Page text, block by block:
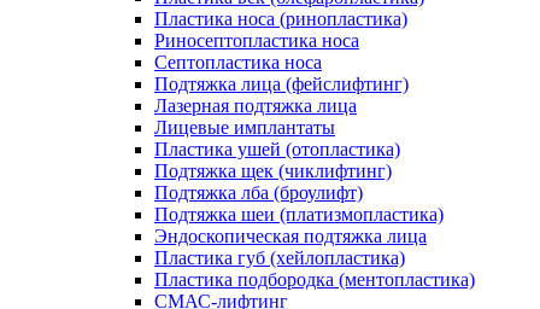
Пластика носа (ринопластика)
Риносептопластика носа
Септопластика носа
Подтяжка лица (фейслифтинг)
Лазерная подтяжка лица
Лицевые имплантаты
Пластика ушей (отопластика)
Подтяжка щек (чиклифтинг)
Подтяжка лба (броулифт)
Подтяжка шеи (платизмопластика)
Эндоскопическая подтяжка лица
Пластика губ (хейлопластика)
Пластика подбородка (ментопластика)
СМАС-лифтинг